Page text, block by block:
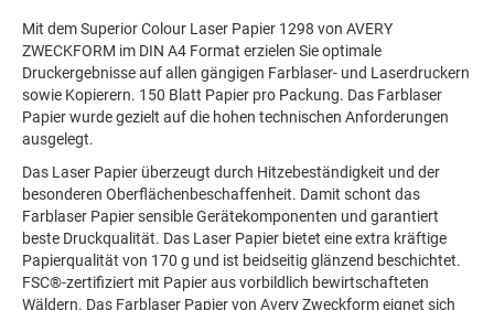
Mit dem Superior Colour Laser Papier 1298 von AVERY
ZWECKFORM im DIN A4 Format erzielen Sie optimale
Druckergebnisse auf allen gängigen Farblaser- und Laserdruckern
sowie Kopierern. 150 Blatt Papier pro Packung. Das Farblaser
Papier wurde gezielt auf die hohen technischen Anforderungen
ausgelegt.
Das Laser Papier überzeugt durch Hitzebeständigkeit und der
besonderen Oberflächenbeschaffenheit. Damit schont das
Farblaser Papier sensible Gerätekomponenten und garantiert
beste Druckqualität. Das Laser Papier bietet eine extra kräftige
Papierqualität von 170 g und ist beidseitig glänzend beschichtet.
FSC®-zertifiziert mit Papier aus vorbildlich bewirtschafteten
Wäldern. Das Farblaser Papier von Avery Zweckform eignet sich